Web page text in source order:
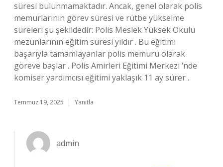
süresi bulunmamaktadır. Ancak, genel olarak polis
memurlarının görev süresi ve rütbe yükselme
süreleri şu şekildedir: Polis Meslek Yüksek Okulu
mezunlarının eğitim süresi yıldır . Bu eğitimi
başarıyla tamamlayanlar polis memuru olarak
göreve başlar . Polis Amirleri Eğitimi Merkezi ‘nde
komiser yardımcısı eğitimi yaklaşık 11 ay sürer .
Temmuz 19, 2025 Yanıtla
admin